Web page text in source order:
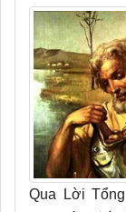
Qua Lời